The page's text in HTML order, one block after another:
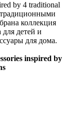
by 4 traditional
коллекция
детей и
для дома.
inspired by